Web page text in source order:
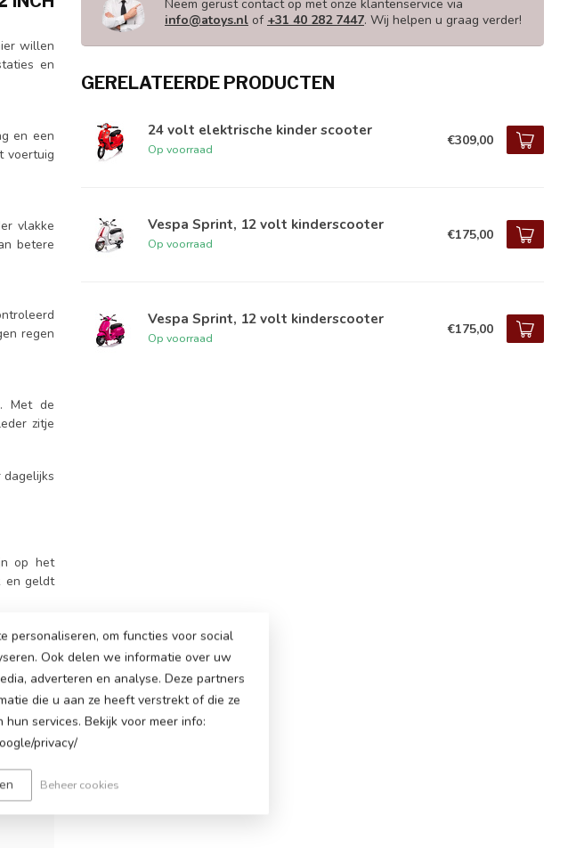
willen
en
en een
voertuig
vlakke
betere
regen
Met de
zitje
op het
en geldt
Neem gerust contact op met onze klantenservice via
info@atoys.nl of +31 40 282 7447. Wij helpen u graag verder!
GERELATEERDE PRODUCTEN
24 volt elektrische kinder scooter
Op voorraad
€309,00
Vespa Sprint, 12 volt kinderscooter
Op voorraad
€175,00
Vespa Sprint, 12 volt kinderscooter
Op voorraad
€175,00
personaliseren, om functies voor social
Ook delen we informatie over uw
adverteren en analyse. Deze partners
die u aan ze heeft verstrekt of die ze
services. Bekijk voor meer info:
privacy/
Beheer cookies